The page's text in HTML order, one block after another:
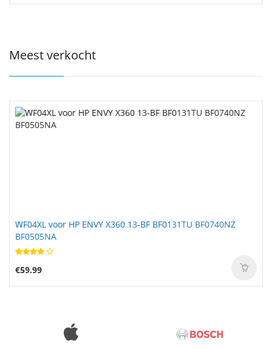
Meest verkocht
WF04XL voor HP ENVY X360 13-BF BF0131TU BF0740NZ
BF0505NA
€59.99